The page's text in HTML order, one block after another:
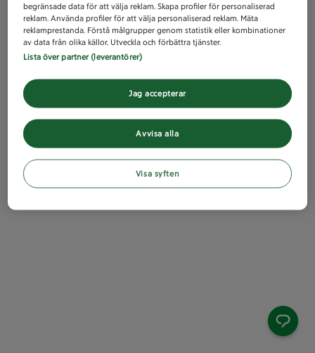
begränsade data för att välja reklam. Skapa profiler för personaliserad
reklam. Använda profiler för att välja personaliserad reklam. Mäta
reklamprestanda. Förstå målgrupper genom statistik eller kombinationer
av data från olika källor. Utveckla och förbättra tjänster.
Lista över partner (leverantörer)
Avvisa alla
Jag accepterar
Visa syften